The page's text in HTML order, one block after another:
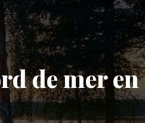
de mer en